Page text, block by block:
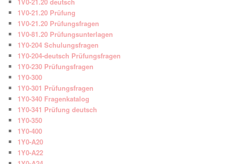
1V0-21.20 Prüfung
1V0-21.20 Prüfungsfragen
1V0-81.20 Prüfungsunterlagen
1Y0-204 Schulungsfragen
1Y0-204-deutsch Prüfungsfragen
1Y0-230 Prüfungsfragen
1Y0-300
1Y0-301 Prüfungsfragen
1Y0-340 Fragenkatalog
1Y0-341 Prüfung deutsch
1Y0-350
1Y0-400
1Y0-A20
1Y0-A22